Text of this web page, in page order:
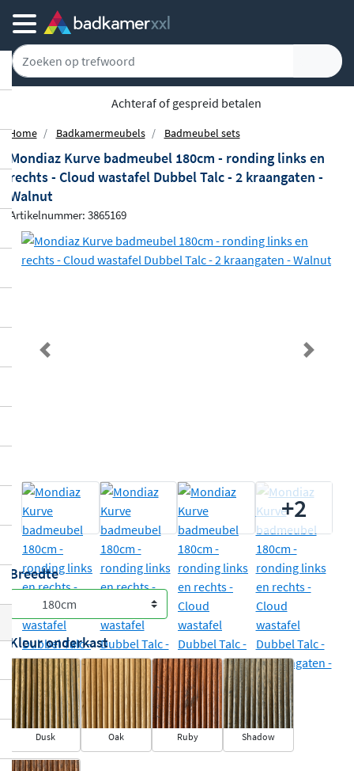
Achteraf of gespreid betalen
Home Badkamermeubels Badmeubel sets
Mondiaz Kurve badmeubel 180cm - ronding links en
rechts - Cloud wastafel Dubbel Talc - 2 kraangaten -
Walnut
Artikelnummer: 3865169
Previous Next
+2
Breedte
Kleur onderkast
Dusk Oak Ruby Shadow